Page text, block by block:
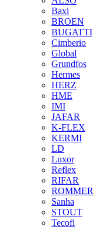
Baxi
BROEN
BUGATTI
Cimberio
Global
Grundfos
Hermes
HERZ
HME
IMI
JAFAR
K-FLEX
KERMI
LD
Luxor
Reflex
RIFAR
ROMMER
Sanha
STOUT
Tecofi